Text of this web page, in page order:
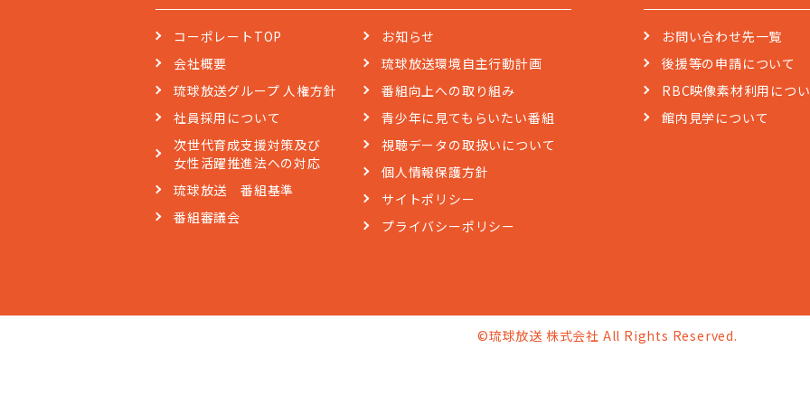
コーポレートTOP
会社概要
琉球放送グループ 人権方針
社員採用について
次世代育成支援対策及び
女性活躍推進法への対応
琉球放送 番組基準
番組審議会
お知らせ
琉球放送環境自主行動計画
番組向上への取り組み
青少年に見てもらいたい番組
視聴データの取扱いについて
個人情報保護方針
サイトポリシー
プライバシーポリシー
お問い合わせ先一覧
後援等の申請について
RBC映像素材利用につ
館内見学について
©琉球放送 株式会社 All Rights Reserved.